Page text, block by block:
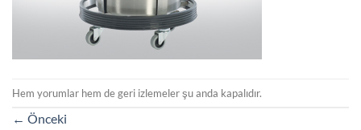
Hem yorumlar hem de geri izlemeler şu anda kapalıdır.
← Önceki